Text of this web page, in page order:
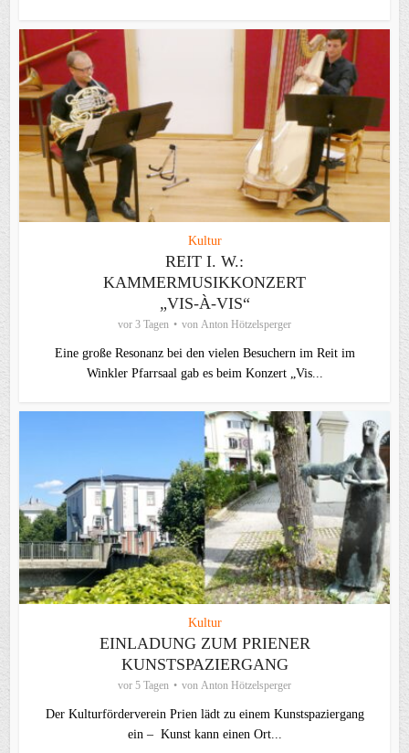
Kultur
REIT I. W.:
KAMMERMUSIKKONZERT
„VIS-À-VIS“
vor 3 Tagen von Anton Hötzelsperger
Eine große Resonanz bei den vielen Besuchern im Reit im
Winkler Pfarrsaal gab es beim Konzert „Vis...
Kultur
EINLADUNG ZUM PRIENER
KUNSTSPAZIERGANG
vor 5 Tagen von Anton Hötzelsperger
Der Kulturförderverein Prien lädt zu einem Kunstspaziergang
ein – Kunst kann einen Ort...